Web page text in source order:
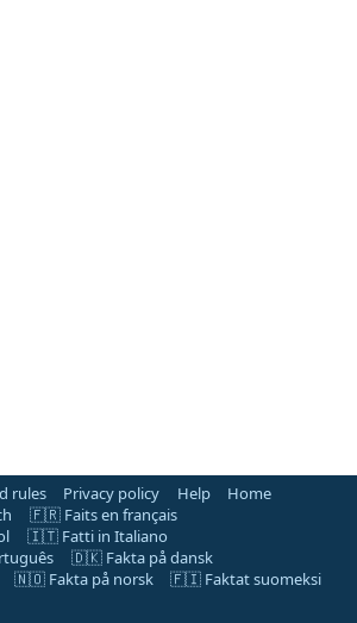
rules Privacy policy Help
Home
🇫🇷 Faits en français
🇮🇹 Fatti in Italiano
🇩🇰 Fakta på dansk
🇳🇴 Fakta på norsk
🇫🇮 Faktat suomeksi